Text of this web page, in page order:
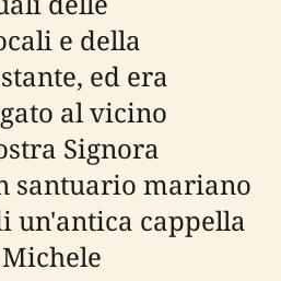
e della
ed era
al vicino
Signora
santuario mariano
un'antica cappella